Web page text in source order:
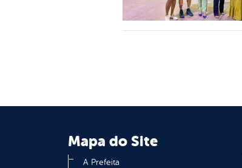
Mapa do Site
A Prefeita